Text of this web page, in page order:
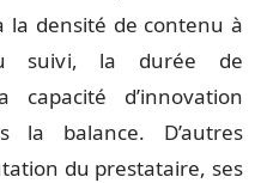
la densité de contenu à
suivi, la durée de
capacité d’innovation
la balance. D’autres
du prestataire, ses